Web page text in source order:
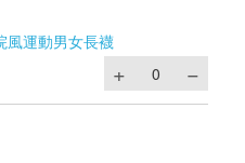
風運動男女長襪